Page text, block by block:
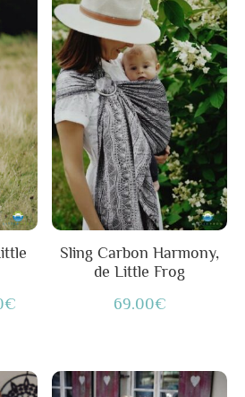
€
Sling Carbon Harmony,
de Little Frog
69.00€
Ce
Plage